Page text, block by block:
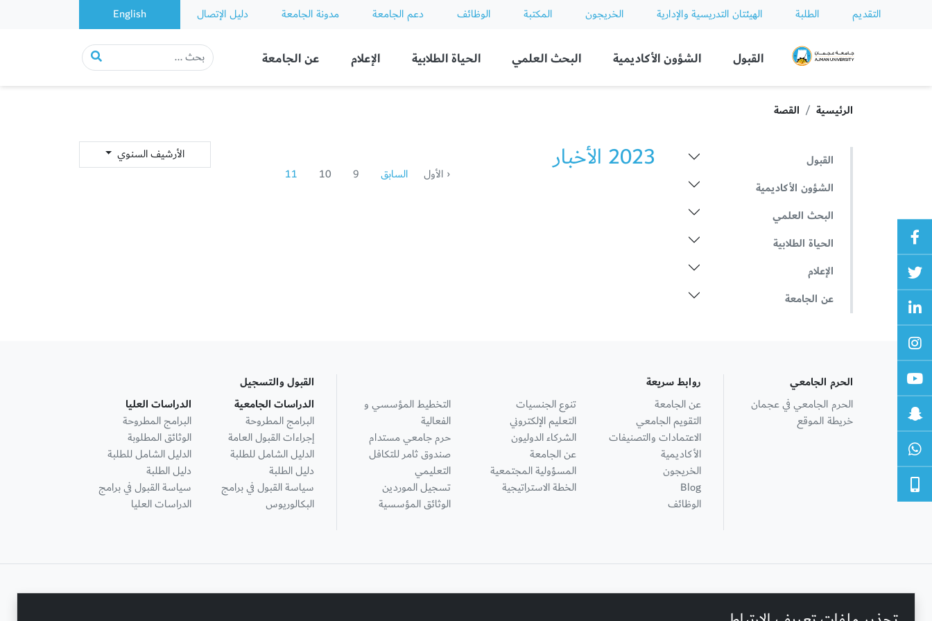
التقديم الطلبة الهيئتان التدريسية والإدارية الخريجون المكتبة الوظائف دعم الجامعة مدونة الجامعة دليل الإتصال English
Ajman University
القبول الشؤون الأكاديمية البحث العلمي الحياة الطلابية الإعلام عن الجامعة
الرئيسية القصة
القبول
الشؤون الأكاديمية
البحث العلمي
الحياة الطلابية
الإعلام
عن الجامعة
2023 الأخبار
الأرشيف السنوي
‹ الأول
السابق 9
10
11
الحرم الجامعي
الحرم الجامعي في عجمان
خريطة الموقع
روابط سريعة
عن الجامعة
التقويم الجامعي
الاعتمادات والتصنيفات
الأكاديمية
الخريجون
Blog
الوظائف
تنوع الجنسيات
التعليم الإلكتروني
الشركاء الدوليون
عن الجامعة
المسؤولية المجتمعية
الخطة الاستراتيجية
التخطيط المؤسسي و
الفعالية
حرم جامعي مستدام
صندوق ثامر للتكافل
التعليمي
تسجيل الموردين
الوثائق المؤسسية
القبول والتسجيل
الدراسات الجامعية
البرامج المطروحة
إجراءات القبول العامة
الدليل الشامل للطلبة
دليل الطلبة
سياسة القبول في برامج
البكالوريوس
الدراسات العليا
البرامج المطروحة
الوثائق المطلوبة
الدليل الشامل للطلبة
دليل الطلبة
سياسة القبول في برامج
الدراسات العليا